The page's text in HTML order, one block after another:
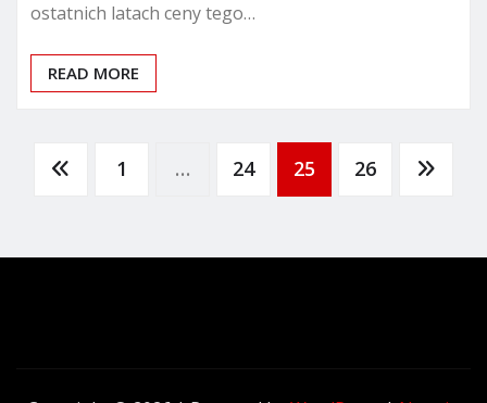
ostatnich latach ceny tego…
READ MORE
Stronicowanie
1 … 24 25 26